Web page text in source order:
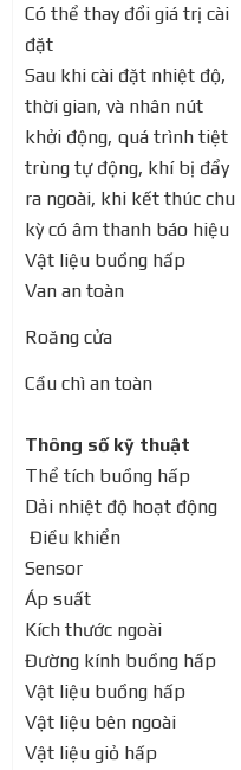
Có thể thay đổi giá trị cài
đặt
Sau khi cài đặt nhiệt độ,
thời gian, và nhân nút
khởi động, quá trình tiệt
trùng tự động, khí bị đẩy
ra ngoài, khi kết thúc chu
kỳ có âm thanh báo hiệu
Vật liệu buồng hấp
Van an toàn
Roăng cửa
Cầu chì an toàn
Thông số kỹ thuật
Thể tích buồng hấp
Dải nhiệt độ hoạt động
Điều khiển
Sensor
Áp suất
Kích thước ngoài
Đường kính buồng hấp
Vật liệu buồng hấp
Vật liệu bên ngoài
Vật liệu giỏ hấp